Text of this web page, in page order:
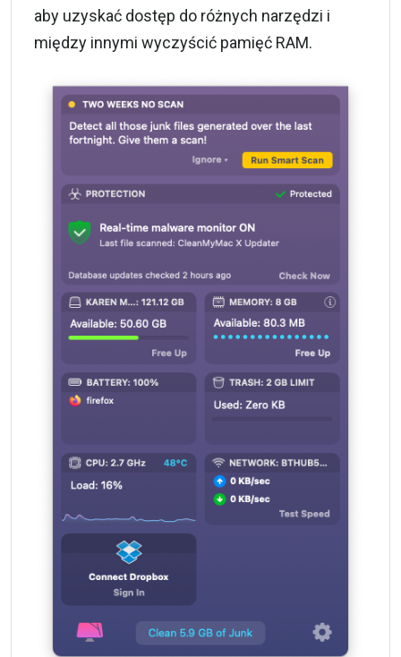
aby uzyskać dostęp do różnych narzędzi i
między innymi wyczyścić pamięć RAM.